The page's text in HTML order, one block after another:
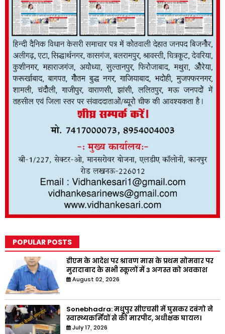
POPULAR POSTS
डीएम के आदेश पर श्रावण मास के प्रथम सोमवार पर
मुरादाबाद के सभी स्कूलों में 3 अगस्त को अवकाश
August 02, 2026
Sonebhadra: मधुपुर सीएचसी में घुसकर दबंगो ने
स्वास्थ्यकर्मियों से की मारपीट, अधीक्षक घायल।
July 17, 2026